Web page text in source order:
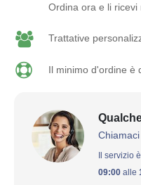
Ordina ora e li ricevi
Trattative
Il minimo d'ordine è
Il servizio
09:00 alle